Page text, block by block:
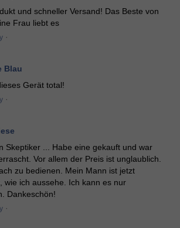
und schneller Versand! Das Beste von
Frau liebt es
·
Blau
Gerät total!
·
Skeptiker ... Habe eine gekauft und war
Vor allem der Preis ist unglaublich.
zu bedienen. Mein Mann ist jetzt
wie ich aussehe. Ich kann es nur
Dankeschön!
·